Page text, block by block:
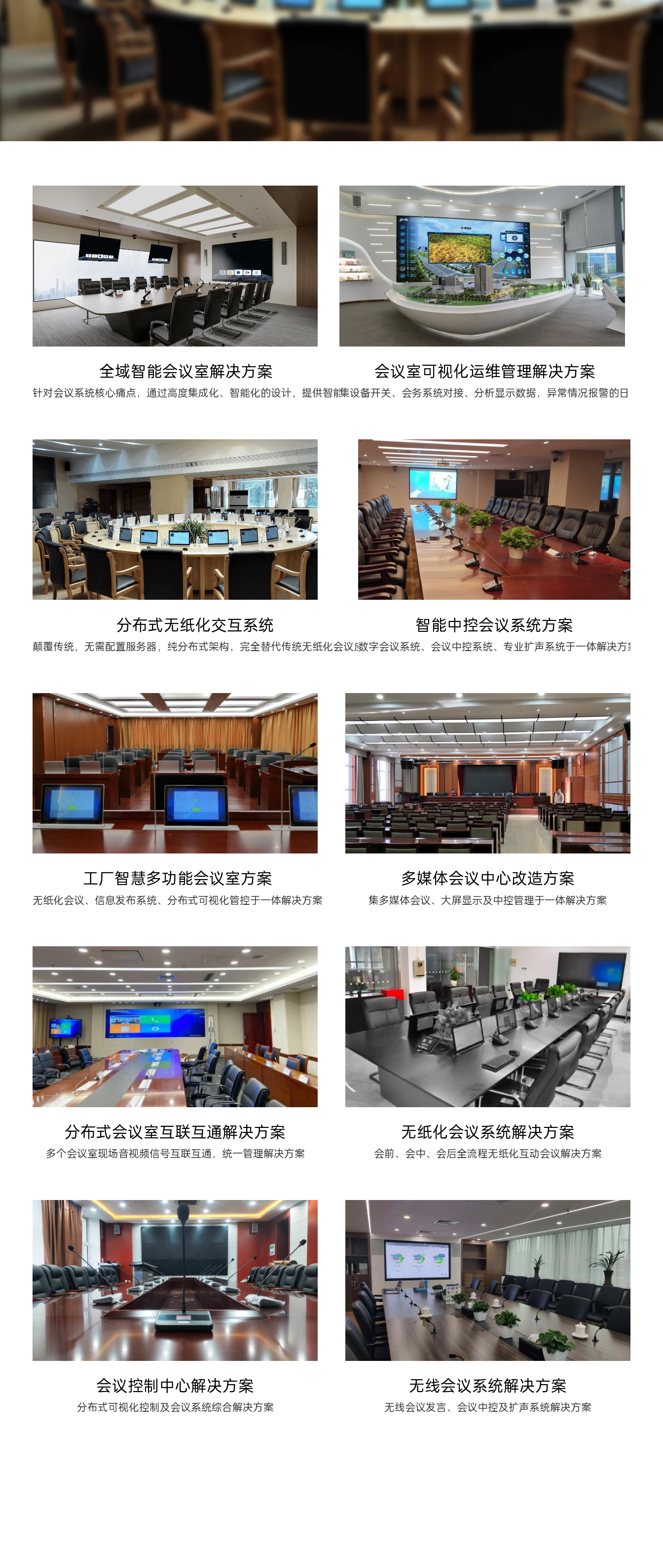
全域智能会议室解决方案
针对会议系统核心痛点，通过高度集成化、智能化的设计，提供智能AI会议解决方案
会议室可视化运维管理解决方案
集设备开关、会务系统对接、分析显示数据，异常情况报警的日常运
分布式无纸化交互系统
颠覆传统，无需配置服务器，纯分布式架构，完全替代传统无纸化会议应用
智能中控会议系统方案
数字会议系统、会议中控系统、专业扩声系统于一体解决方案
工厂智慧多功能会议室方案
无纸化会议、信息发布系统、分布式可视化管控于一体解决方案
多媒体会议中心改造方案
集多媒体会议、大屏显示及中控管理于一体解决方案
分布式会议室互联互通解决方案
多个会议室现场音视频信号互联互通，统一管理解决方案
无纸化会议系统解决方案
会前、会中、会后全流程无纸化互动会议解决方案
会议控制中心解决方案
分布式可视化控制及会议系统综合解决方案
无线会议系统解决方案
无线会议发言、会议中控及扩声系统解决方案